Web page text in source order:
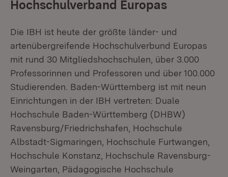
Hochschulverband Europas
Die IBH ist heute der größte länder- und
artenübergreifende Hochschulverbund Europas
mit rund 30 Mitgliedshochschulen, über 3.000
Professorinnen und Professoren und über 100.000
Studierenden. Baden-Württemberg ist mit neun
Einrichtungen in der IBH vertreten: Duale
Hochschule Baden-Württemberg (DHBW)
Ravensburg/Friedrichshafen, Hochschule
Albstadt-Sigmaringen, Hochschule Furtwangen,
Hochschule Konstanz, Hochschule Ravensburg-
Weingarten, Pädagogische Hochschule